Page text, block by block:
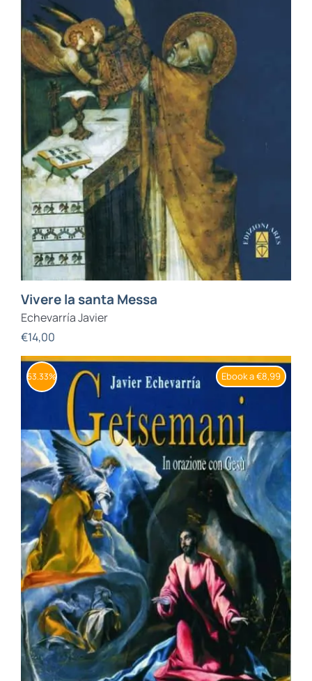
Vivere la santa Messa
Echevarría Javier
€14,00
Ebook a €8,99
53.33%